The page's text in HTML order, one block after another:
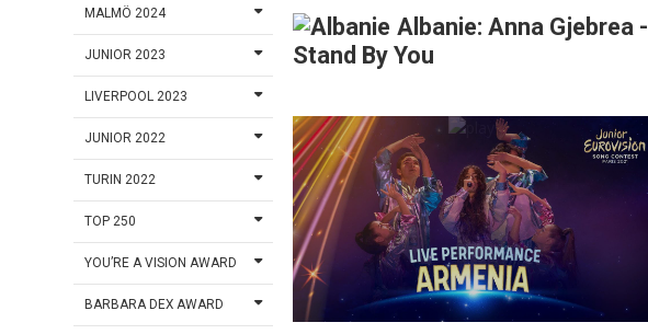
MALMÖ 2024
JUNIOR 2023
LIVERPOOL 2023
JUNIOR 2022
TURIN 2022
TOP 250
YOU’RE A VISION AWARD
BARBARA DEX AWARD
Albanie: Anna Gjebrea -
Stand By You